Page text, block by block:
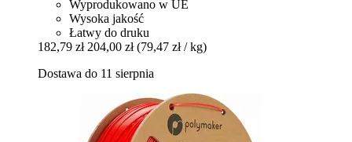
Wyprodukowano w UE
Wysoka jakość
Łatwy do druku
182,79 zł 204,00 zł (79,47 zł / kg)
Dostawa do 11 sierpnia